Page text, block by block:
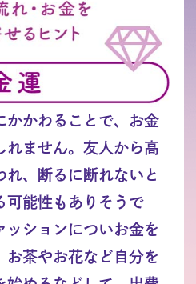
かかわることで、お金
れません。友人から高
れ、断るに断れないと
可能性もありそうで
ッションについお金を
お茶やお花など自分を